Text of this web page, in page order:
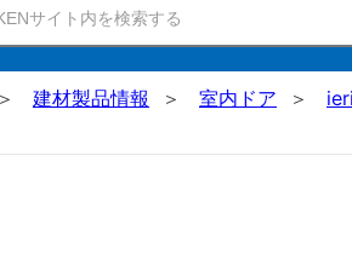
建材製品情報 室内ドア